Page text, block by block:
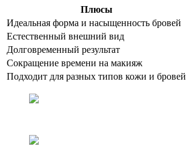
Плюсы
Идеальная форма и насыщенность бровей
Естественный внешний вид
Долговременный результат
Сокращение времени на макияж
Подходит для разных типов кожи и бровей